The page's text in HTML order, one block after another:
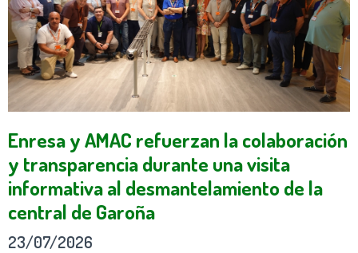
Enresa y AMAC refuerzan la colaboración
y transparencia durante una visita
informativa al desmantelamiento de la
central de Garoña
23/07/2026